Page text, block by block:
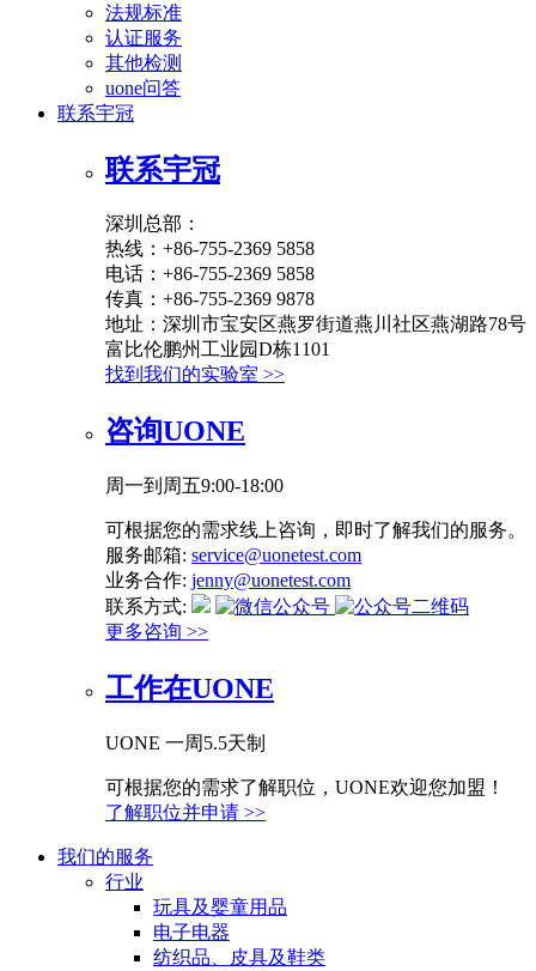
法规标准
认证服务
其他检测
uone问答
联系宇冠
联系宇冠
深圳总部：
热线：+86-755-2369 5858
电话：+86-755-2369 5858
传真：+86-755-2369 9878
地址：深圳市宝安区燕罗街道燕川社区燕湖路78号
富比伦鹏州工业园D栋1101
找到我们的实验室 >>
咨询UONE
周一到周五9:00-18:00
可根据您的需求线上咨询，即时了解我们的服务。
服务邮箱: service@uonetest.com
业务合作: jenny@uonetest.com
联系方式:
更多咨询 >>
工作在UONE
UONE 一周5.5天制
可根据您的需求了解职位，UONE欢迎您加盟！
了解职位并申请 >>
我们的服务
行业
玩具及婴童用品
电子电器
纺织品、皮具及鞋类